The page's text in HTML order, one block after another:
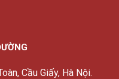
Cầu Giấy, Hà Nội.